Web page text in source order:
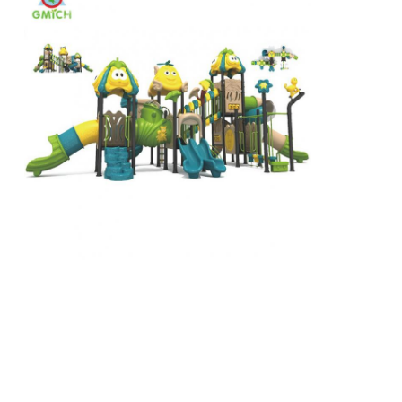
Wielkie zjeżdżalnie
Wyposażenie parku wodnego
Plac zabaw dla wspinaczy